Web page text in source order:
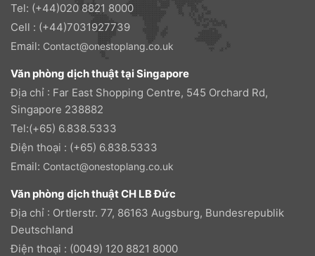
Tel: (+44)020 8821 8000
Cell : (+44)7031927739
Email: Contact@onestoplang.co.uk
Văn phòng dịch thuật tại Singapore
Địa chỉ : Far East Shopping Centre, 545 Orchard Rd,
Singapore 238882
Tel:(+65) 6.838.5333
Điện thoại : (+65) 6.838.5333
Email: Contact@onestoplang.co.uk
Văn phòng dịch thuật CH LB Đức
Địa chỉ : Ortlerstr. 77, 86163 Augsburg, Bundesrepublik
Deutschland
Điện thoại : (0049) 120 8821 8000